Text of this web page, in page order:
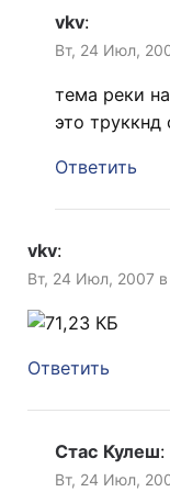
vkv:
Вт, 24 Июл,
тема реки
это
Ответить
vkv:
Вт, 24 Июл, 2007 в
Ответить
Стас Кулеш:
Вт, 24 Июл,